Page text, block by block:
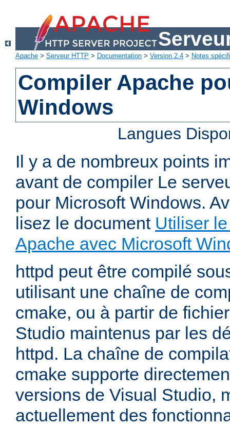
Apache > Serveur HTTP > Documentation > Version 2.4 > Notes
Compiler Apache
Windows
Langues
Il y a de nombreux points
avant de compiler Le
pour Microsoft Windows.
lisez le document Utiliser
Apache avec Microsoft
httpd peut être compilé
utilisant une chaîne de
cmake, ou à partir de
Studio maintenus par les
httpd. La chaîne de
cmake supporte
versions de Visual Studio,
actuellement des